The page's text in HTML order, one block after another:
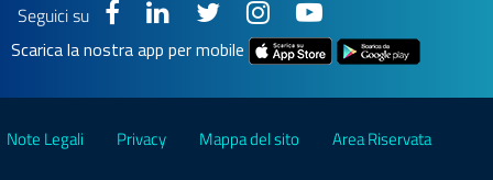
Seguici su
Scarica la nostra app per mobile
Note Legali Privacy Mappa del sito Area Riservata